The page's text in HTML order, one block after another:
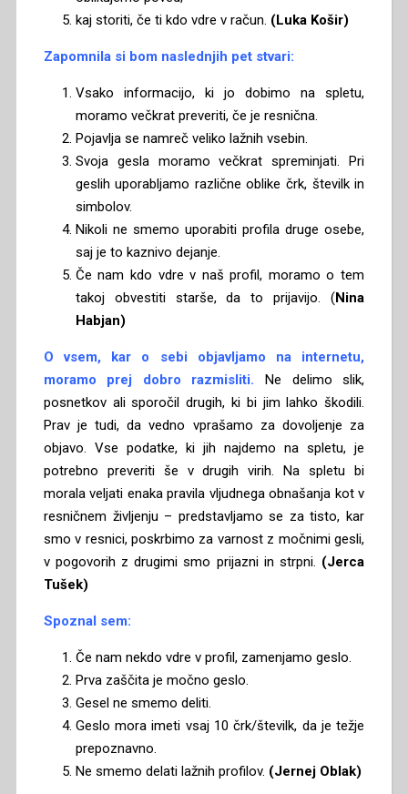
kaj storiti, če ti kdo vdre v račun. (Luka Košir)
Zapomnila si bom naslednjih pet stvari:
Vsako informacijo, ki jo dobimo na spletu,
moramo večkrat preveriti, če je resnična.
Pojavlja se namreč veliko lažnih vsebin.
Svoja gesla moramo večkrat spreminjati. Pri
geslih uporabljamo različne oblike črk, številk in
simbolov.
Nikoli ne smemo uporabiti profila druge osebe,
saj je to kaznivo dejanje.
Če nam kdo vdre v naš profil, moramo o tem
takoj obvestiti starše, da to prijavijo. (Nina
Habjan)
O vsem, kar o sebi objavljamo na internetu,
moramo prej dobro razmisliti. Ne delimo slik,
posnetkov ali sporočil drugih, ki bi jim lahko škodili.
Prav je tudi, da vedno vprašamo za dovoljenje za
objavo. Vse podatke, ki jih najdemo na spletu, je
potrebno preveriti še v drugih virih. Na spletu bi
morala veljati enaka pravila vljudnega obnašanja kot v
resničnem življenju – predstavljamo se za tisto, kar
smo v resnici, poskrbimo za varnost z močnimi gesli,
v pogovorih z drugimi smo prijazni in strpni. (Jerca
Tušek)
Spoznal sem:
Če nam nekdo vdre v profil, zamenjamo geslo.
Prva zaščita je močno geslo.
Gesel ne smemo deliti.
Geslo mora imeti vsaj 10 črk/številk, da je težje
prepoznavno.
Ne smemo delati lažnih profilov. (Jernej Oblak)